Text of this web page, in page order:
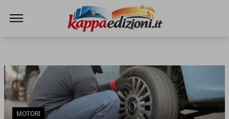
Articoli in Evidenza
MOTORI